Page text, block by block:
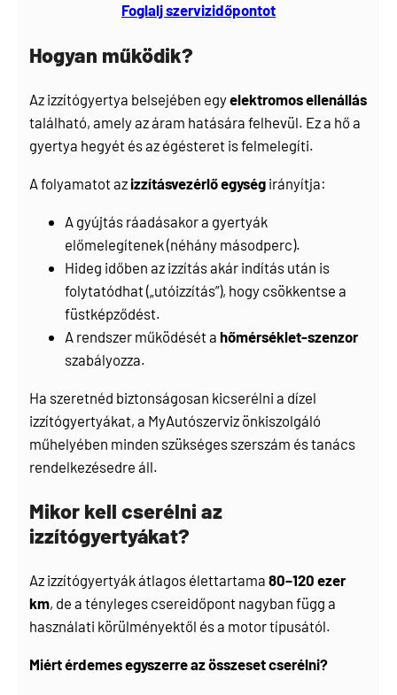
Foglalj szervizidőpontot
Hogyan működik?
Az izzítógyertya belsejében egyelektromos ellenállás
található, amely az áram hatására felhevül. Ez a hő a
gyertya hegyét és az égésteret is felmelegíti.
A folyamatot az izzításvezérlő egység irányítja:
A gyújtás ráadásakor a gyertyák
előmelegítenek (néhány másodperc).
Hideg időben az izzítás akár indítás után is
folytatódhat („utóizzítás”), hogy csökkentse a
füstképződést.
A rendszer működését ahőmérséklet-szenzor
szabályozza.
Ha szeretnéd biztonságosan kicserélni a dízel
izzítógyertyákat, a MyAutószerviz önkiszolgáló
műhelyében minden szükséges szerszám és tanács
rendelkezésedre áll.
Mikor kell cserélni az
izzítógyertyákat?
Az izzítógyertyák átlagos élettartama80–120 ezer
km, de a tényleges csereidőpont nagyban függ a
használati körülményektől és a motor típusától.
Miért érdemes egyszerre az összeset cserélni?